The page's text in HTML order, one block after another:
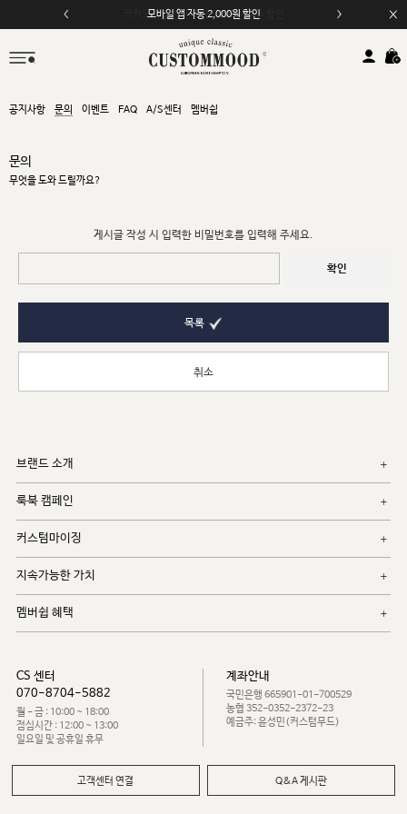
카카오채널 친구 추가 5,000원 쿠폰 할인
모바일 앱 자동 2,000원 할인
공지사항 문의 이벤트 FAQ A/S센터 멤버쉽
문의
무엇을 도와 드릴까요?
게시글 작성 시 입력한 비밀번호를 입력해 주세요.
확인
목록
취소
브랜드 소개
룩북 캠페인
커스텀마이징
지속가능한 가치
멤버쉽 혜택
CS 센터
070-8704-5882
월 - 금 : 10:00 ~ 18:00
점심시간 : 12:00 ~ 13:00
일요일 및 공휴일 휴무
계좌안내
국민은행 665901-01-700529
농협 352-0352-2372-23
예금주: 윤성민(커스텀무드)
고객센터 연결 Q&A 게시판